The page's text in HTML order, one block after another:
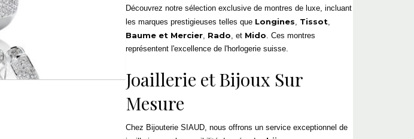
Découvrez notre sélection exclusive de montres de luxe , incluant
les marques prestigieuses telles que Longines Tissot
Baume et Mercier Rado , et Mido . Ces montres
représentent l'excellence de l'horlogerie suisse
Joaillerie etBijoux Sur
Mesure
Chez Bijouterie SIAUD, nous offrons un service exceptionnel de